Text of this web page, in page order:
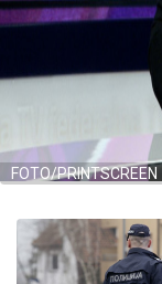
FOTO/PRINTSCREEN